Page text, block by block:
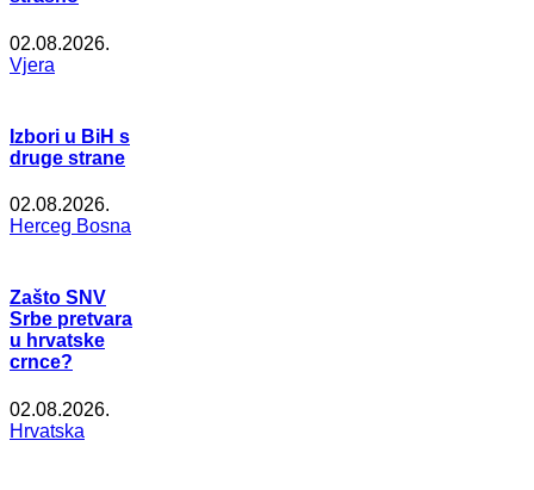
02.08.2026.
Vjera
Izbori u BiH s
druge strane
02.08.2026.
Herceg Bosna
Zašto SNV
Srbe pretvara
u hrvatske
crnce?
02.08.2026.
Hrvatska